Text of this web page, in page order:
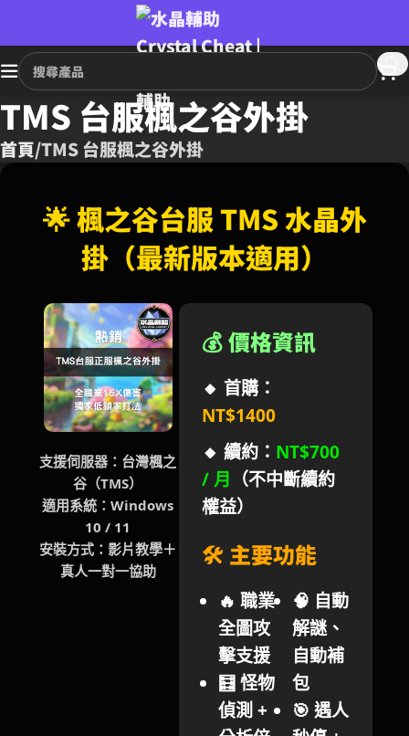
TMS 台服楓之谷外掛
首頁 TMS 台服楓之谷外掛
🌟 楓之谷台服 TMS 水晶外
掛（最新版本適用）
支援伺服器：台灣楓之
谷（TMS）
適用系統：Windows
10 / 11
安裝方式：影片教學＋
真人一對一協助
💰 價格資訊
🔸 首購：
NT$1400
🔸續約： NT$700
/ 月 （不中斷續約
權益）
🛠️ 主要功能
🔥 職業
全圖攻
擊支援
🧮 怪物
偵測 +
🧠 自動
解謎、
自動補
包
🎯 遇人